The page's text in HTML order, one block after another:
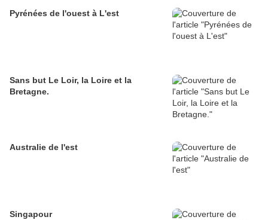
Pyrénées de l'ouest à L'est
Sans but Le Loir, la Loire et la
Bretagne.
Australie de l'est
Singapour